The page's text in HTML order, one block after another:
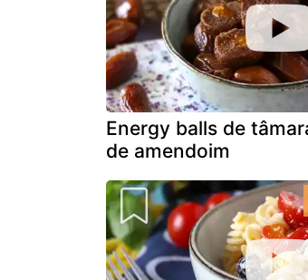
Energy balls de
de amendoim